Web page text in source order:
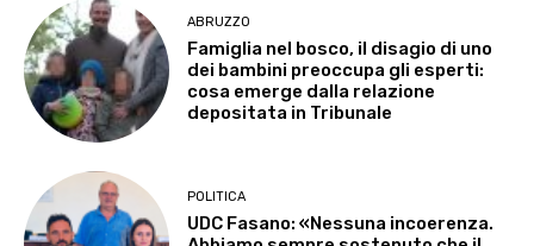
ABRUZZO
Famiglia nel bosco, il disagio di uno
dei bambini preoccupa gli esperti:
cosa emerge dalla relazione
depositata in Tribunale
POLITICA
UDC Fasano: «Nessuna incoerenza.